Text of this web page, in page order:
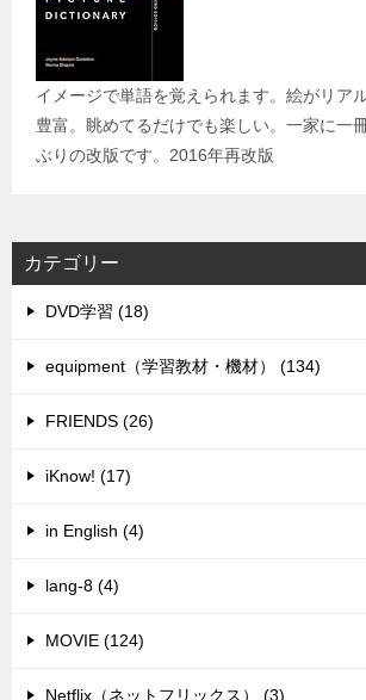
イメージで単語を覚えられます。絵がリア
豊富。眺めてるだけでも楽しい。一家に一
ぶりの改版です。2016年再改版
カテゴリー
DVD学習 (18)
equipment（学習教材・機材） (134)
FRIENDS (26)
iKnow! (17)
in English (4)
lang-8 (4)
MOVIE (124)
Netflix（ネットフリックス） (3)